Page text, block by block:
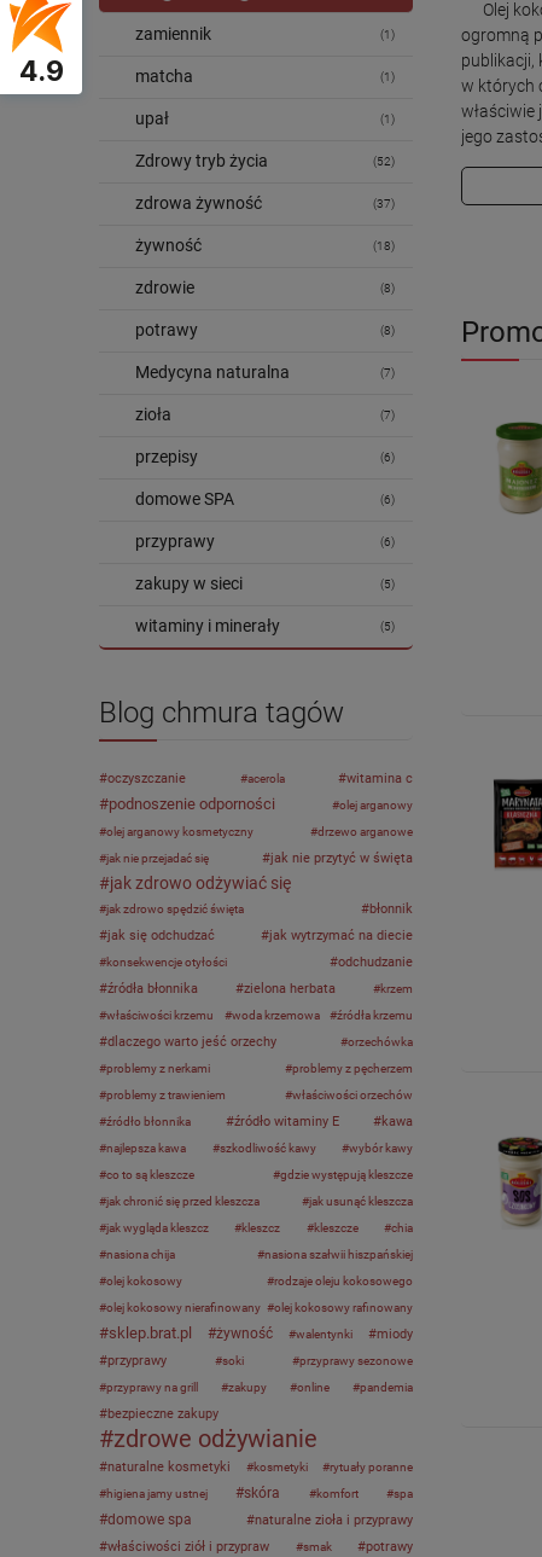
zamiennik (1)
matcha (1)
upał (1)
Zdrowy tryb życia (52)
zdrowa żywność (37)
żywność (18)
zdrowie (8)
potrawy (8)
Medycyna naturalna (7)
zioła (7)
przepisy (6)
domowe SPA (6)
przyprawy (6)
zakupy w sieci (5)
witaminy i minerały (5)
Blog chmura tagów
oczyszczanie acerola witamina c
podnoszenie odporności
olej arganowy
olej arganowy kosmetyczny
drzewo arganowe
jak nie przejadać się
jak nie przytyć w święta
jak zdrowo odżywiać się
jak zdrowo spędzić święta
błonnik
jak się odchudzać
jak wytrzymać na diecie
konsekwencje otyłości
odchudzanie
źródła błonnika
zielona herbata
krzem
właściwości krzemu
woda krzemowa źródła krzemu
dlaczego warto jeść orzechy
orzechówka
problemy z nerkami
problemy z pęcherzem
problemy z trawieniem
właściwości orzechów
źródło błonnika
źródło witaminy E kawa
najlepsza kawa szkodliwość kawy
wybór kawy
co to są kleszcze
gdzie występują kleszcze
jak chronić się przed kleszcza
jak usunąć kleszcza
jak wygląda kleszcz
kleszcz kleszcze
chia
nasiona chija
nasiona szałwii hiszpańskiej
olej kokosowy
rodzaje oleju kokosowego
olej kokosowy nierafinowany
olej kokosowy rafinowany
sklep.brat.pl żywność walentynki
miody
przyprawy
soki
przyprawy sezonowe
przyprawy na grill
zakupy online pandemia
bezpieczne zakupy
zdrowe odżywianie
naturalne kosmetyki kosmetyki
rytuały poranne
higiena jamy ustnej
skóra komfort spa
domowe spa
naturalne zioła i przyprawy
właściwości ziół i przypraw
smak potrawy
Olej
ogromną
publikacji,
w których
właściwie
jego
4.9